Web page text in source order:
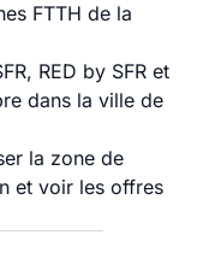
FTTH de la
RED by SFR et
dans la ville de
la zone de
et voir les offres